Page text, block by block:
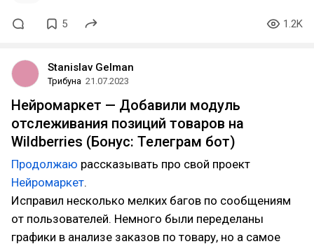
5 1.2K
Stanislav Gelman
Трибуна 21.07.2023
Нейромаркет — Добавили модуль
отслеживания позиций товаров на
Wildberries (Бонус: Телеграм бот)
Продолжаю рассказывать про свой проект
Нейромаркет.
Исправил несколько мелких багов по сообщениям
от пользователей. Немного были переделаны
графики в анализе заказов по товару, но а самое